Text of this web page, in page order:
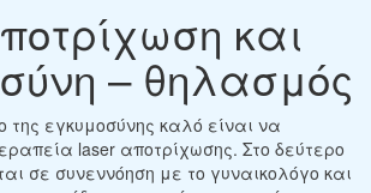
και
– θηλασμός
της εγκυμοσύνης καλό είναι να
laser αποτρίχωσης. Στο δεύτερο
σε συνεννόηση με το γυναικολόγο και